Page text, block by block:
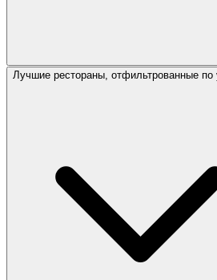
Лучшие рестораны, отфильтрованные по